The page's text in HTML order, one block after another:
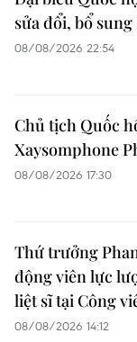
sửa đổi, bổ
08/08/2026 22:54
Chủ tịch Quốc
Xaysomphone
08/08/2026 17:30
Thứ trưởng
động viên lực
liệt sĩ tại Công
08/08/2026 14:12